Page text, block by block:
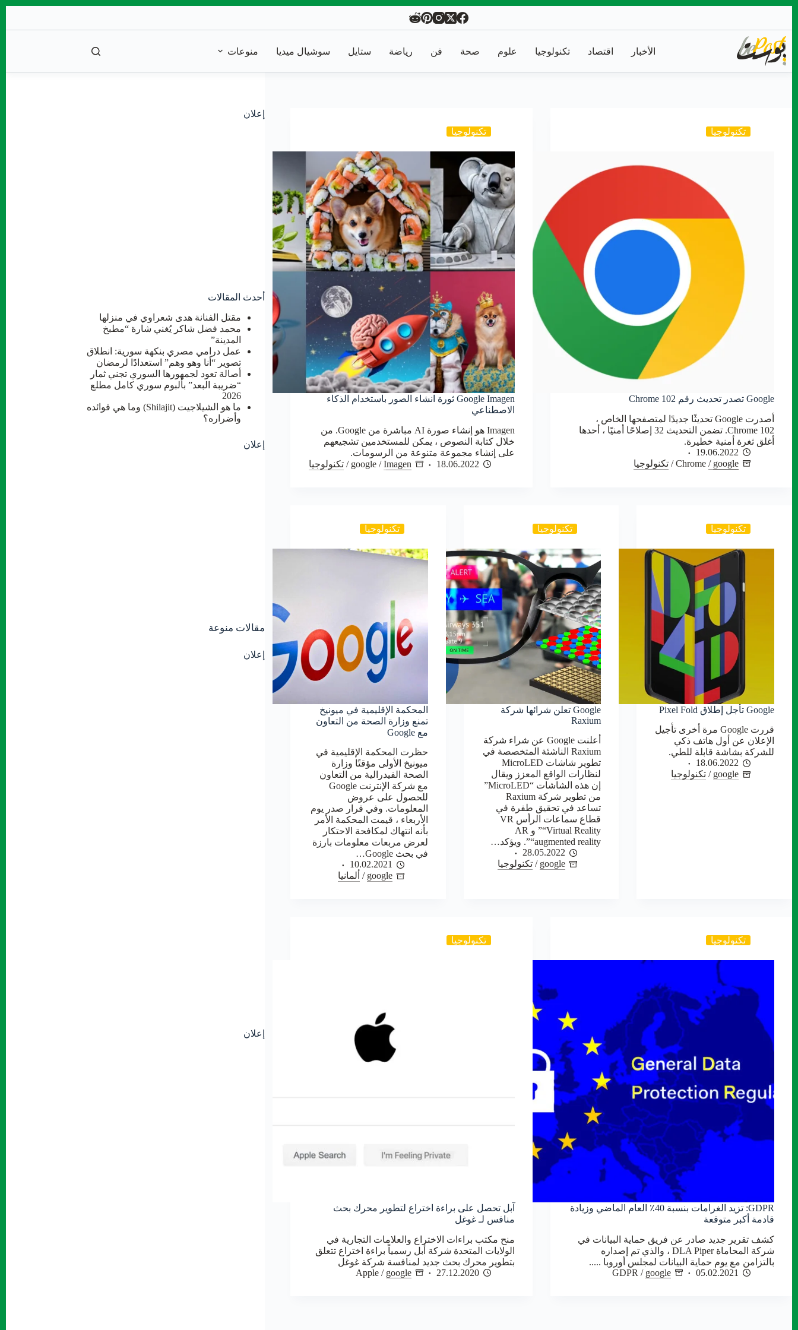
المحتوى
الأخبار
اقتصاد تكنولوجيا علوم صحة فن رياضة ستايل سوشيال ميديا منوعات
تكنولوجيا
Google تصدر تحديث رقم Chrome 102
أصدرت Google تحديثًا جديدًا لمتصفحها الخاص ،
Chrome 102. تضمن التحديث 32 إصلاحًا أمنيًا ، أحدها
أغلق ثغرة أمنية خطيرة.
19.06.2022
Chrome / google
/ تكنولوجيا
تكنولوجيا
Google Imagen ثورة انشاء الصور باستخدام الذكاء
الاصطناعي
Imagen هو إنشاء صورة AI مباشرة من Google. من
خلال كتابة النصوص ، يمكن للمستخدمين تشجيعهم
على إنشاء مجموعة متنوعة من الرسومات.
18.06.2022
google/Imagen
/تكنولوجيا
تكنولوجيا
Google تأجل إطلاق Pixel Fold
قررت Google مرة أخرى تأجيل
الإعلان عن أول هاتف ذكي
للشركة بشاشة قابلة للطي.
18.06.2022
google
/ تكنولوجيا
تكنولوجيا
Google تعلن شرائها شركة
Raxium
أعلنت Google عن شراء شركة
Raxium الناشئة المتخصصة في
تطوير شاشات MicroLED
لنظارات الواقع المعزز ويقال
إن هذه الشاشات “MicroLED”
من تطوير شركة Raxium
تساعد في تحقيق طفرة في
قطاع سماعات الرأس VR
“Virtual Reality” و AR
“augmented reality”. ويؤكد…
28.05.2022
google
/ تكنولوجيا
تكنولوجيا
المحكمة الإقليمية في ميونيخ
تمنع وزارة الصحة من التعاون
مع Google
حظرت المحكمة الإقليمية في
ميونيخ الأولى مؤقتًا وزارة
الصحة الفيدرالية من التعاون
مع شركة الإنترنت Google
للحصول على عروض
المعلومات. وفي قرار صدر يوم
الأربعاء ، قيمت المحكمة الأمر
بأنه انتهاك لمكافحة الاحتكار
لعرض مربعات معلومات بارزة
في بحث Google…
10.02.2021
google
/ ألمانيا
تكنولوجيا
GDPR: تزيد الغرامات بنسبة 40٪ العام الماضي وزيادة
قادمة أكبر متوقعة
كشف تقرير جديد صادر عن فريق حماية البيانات في
شركة المحاماة DLA Piper ، والذي تم إصداره
بالتزامن مع يوم حماية البيانات لمجلس أوروبا .....
05.02.2021
GDPR / google
تكنولوجيا
آبل تحصل على براءة اختراع لتطوير محرك بحث
منافس لـ غوغل
منح مكتب براءات الاختراع والعلامات التجارية في
الولايات المتحدة شركة أبل رسمياً براءة اختراع تتعلق
بتطوير محرك بحث جديد لمنافسة شركة غوغل
27.12.2020
Apple/ google
إعلان
أحدث المقالات
مقتل الفنانة هدى شعراوي في منزلها
محمد فضل شاكر يُغني شارة “مطبخ
المدينة”
عمل درامي مصري بنكهة سورية: انطلاق
تصوير “أنا وهو وهم” استعدادًا لرمضان
أصالة تعود لجمهورها السوري تجني ثمار
“ضريبة البعد” بألبوم سوري كامل مطلع
2026
ما هو الشيلاجيت (Shilajit) وما هي فوائده
وأضراره؟
إعلان
مقالات منوعة
إعلان
إعلان